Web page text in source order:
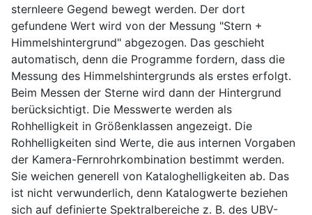
sternleere Gegend bewegt werden. Der dort
gefundene Wert wird von der Messung "Stern +
Himmelshintergrund" abgezogen. Das geschieht
automatisch, denn die Programme fordern, dass die
Messung des Himmelshintergrunds als erstes erfolgt.
Beim Messen der Sterne wird dann der Hintergrund
berücksichtigt. Die Messwerte werden als
Rohhelligkeit in Größenklassen angezeigt. Die
Rohhelligkeiten sind Werte, die aus internen Vorgaben
der Kamera-Fernrohrkombination bestimmt werden.
Sie weichen generell von Kataloghelligkeiten ab. Das
ist nicht verwunderlich, denn Katalogwerte beziehen
sich auf definierte Spektralbereiche z. B. des UBV-